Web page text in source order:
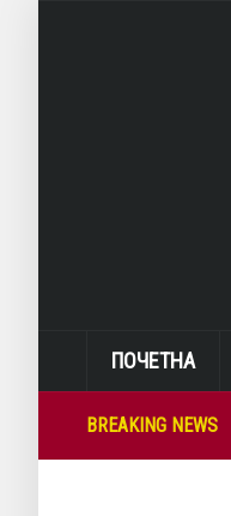
ПОЧЕТНА
BREAKING NEWS